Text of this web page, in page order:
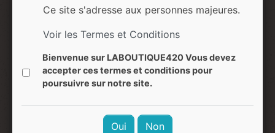
Gaz, essence, notes terreuses, agrumes
EFFETS
puissant et durable
Ce site s'adresse aux personnes majeures.
Voir les Termes et Conditions
Bienvenue sur LABOUTIQUE420 Vous devez
accepter ces termes et conditions pour
poursuivre sur notre site.
Oui Non